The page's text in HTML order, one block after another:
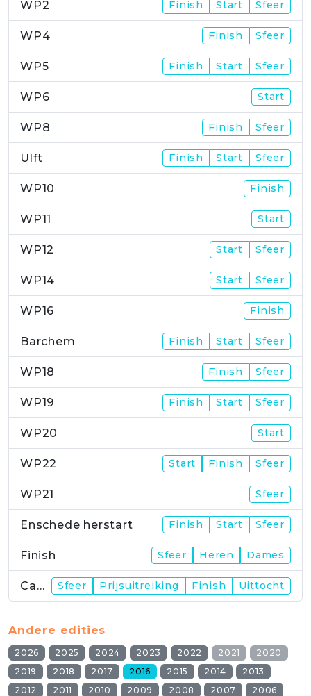
WP2 Finish Start Sfeer
WP4 Finish Sfeer
WP5 Finish Start Sfeer
WP6 Start
WP8 Finish Sfeer
Ulft Finish Start Sfeer
WP10 Finish
WP11 Start
WP12 Start Sfeer
WP14 Start Sfeer
WP16 Finish
Barchem Finish Start Sfeer
WP18 Finish Sfeer
WP19 Finish Start Sfeer
WP20 Start
WP22 Start Finish Sfeer
WP21 Sfeer
Enschede herstart Finish Start Sfeer
Finish Sfeer Heren Dames
Campus Sfeer Prijsuitreiking Finish Uittocht
Andere edities
2026 2025 2024 2023 2022 2021
2020
2019
2018 2017 2016 2015 2014
2013
2012
2011 2010 2009 2008 2007 2006